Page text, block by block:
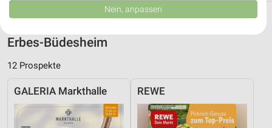
Erbes-Büdesheim
12 Prospekte
GALERIA Markthalle REWE
Daten können außerhalb der Europäischen Union weitergegeben und in die
USA gesendet werden.
Website/App.
Wir nutzen Ihre Daten für folgende Zwecke:
Speichern von oder Zugriff auf Informationen
auf einem Endgerät
Nein, anpassen